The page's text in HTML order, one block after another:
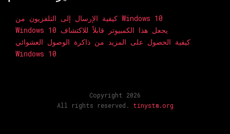
كيفية الإرسال إلى التلفزيون من Windows 10
Windows 10 يجعل هذا الكمبيوتر قابلاً للاكتشاف
كيفية الحصول على المزيد من ذاكرة الوصول العشوائي
Windows 10
Copyright 2026
All rights reserved. tinystm.org